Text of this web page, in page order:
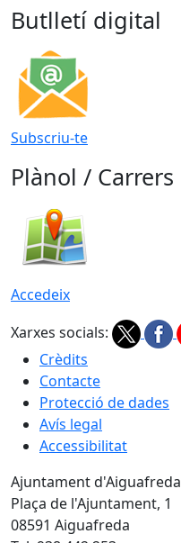
Butlletí digital
Subscriu-te
Plànol / Carrers
Accedeix
Xarxes socials:
Crèdits
Contacte
Protecció de dades
Avís legal
Accessibilitat
Ajuntament d'Aiguafreda
Plaça de l'Ajuntament, 1
08591 Aiguafreda